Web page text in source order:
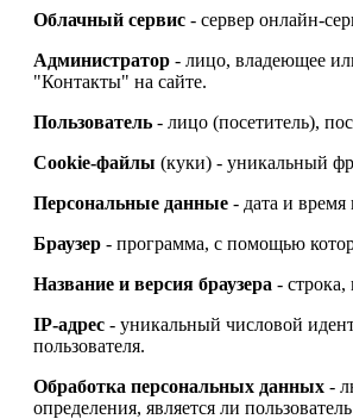
Облачный сервис - сервер онлайн-
Администратор - лицо, владеющее
"Контакты" на сайте.
Пользователь - лицо (посетитель),
Cookie-файлы (куки) - уникальный
Персональные данные - дата и время
Браузер - программа, с помощью
Название и версия браузера -
IP-адрес - уникальный числовой
пользователя.
Обработка персональных данных -
определения, является ли